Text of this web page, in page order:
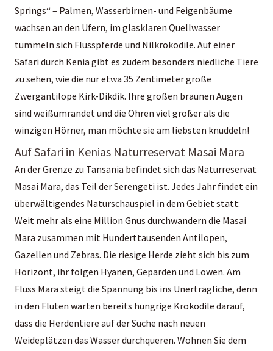
Springs“ – Palmen, Wasserbirnen- und Feigenbäume
wachsen an den Ufern, im glasklaren Quellwasser
tummeln sich Flusspferde und Nilkrokodile. Auf einer
Safari durch Kenia gibt es zudem besonders niedliche Tiere
zu sehen, wie die nur etwa 35 Zentimeter große
Zwergantilope Kirk-Dikdik. Ihre großen braunen Augen
sind weißumrandet und die Ohren viel größer als die
winzigen Hörner, man möchte sie am liebsten knuddeln!
Auf Safari in Kenias Naturreservat Masai Mara
An der Grenze zu Tansania befindet sich das Naturreservat
Masai Mara, das Teil der Serengeti ist. Jedes Jahr findet ein
überwältigendes Naturschauspiel in dem Gebiet statt:
Weit mehr als eine Million Gnus durchwandern die Masai
Mara zusammen mit Hunderttausenden Antilopen,
Gazellen und Zebras. Die riesige Herde zieht sich bis zum
Horizont, ihr folgen Hyänen, Geparden und Löwen. Am
Fluss Mara steigt die Spannung bis ins Unerträgliche, denn
in den Fluten warten bereits hungrige Krokodile darauf,
dass die Herdentiere auf der Suche nach neuen
Weideplätzen das Wasser durchqueren. Wohnen Sie dem